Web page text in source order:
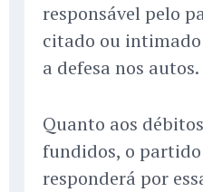
responsável pelo
citado ou
a defesa nos autos.
Quanto aos
fundidos, o
responderá por